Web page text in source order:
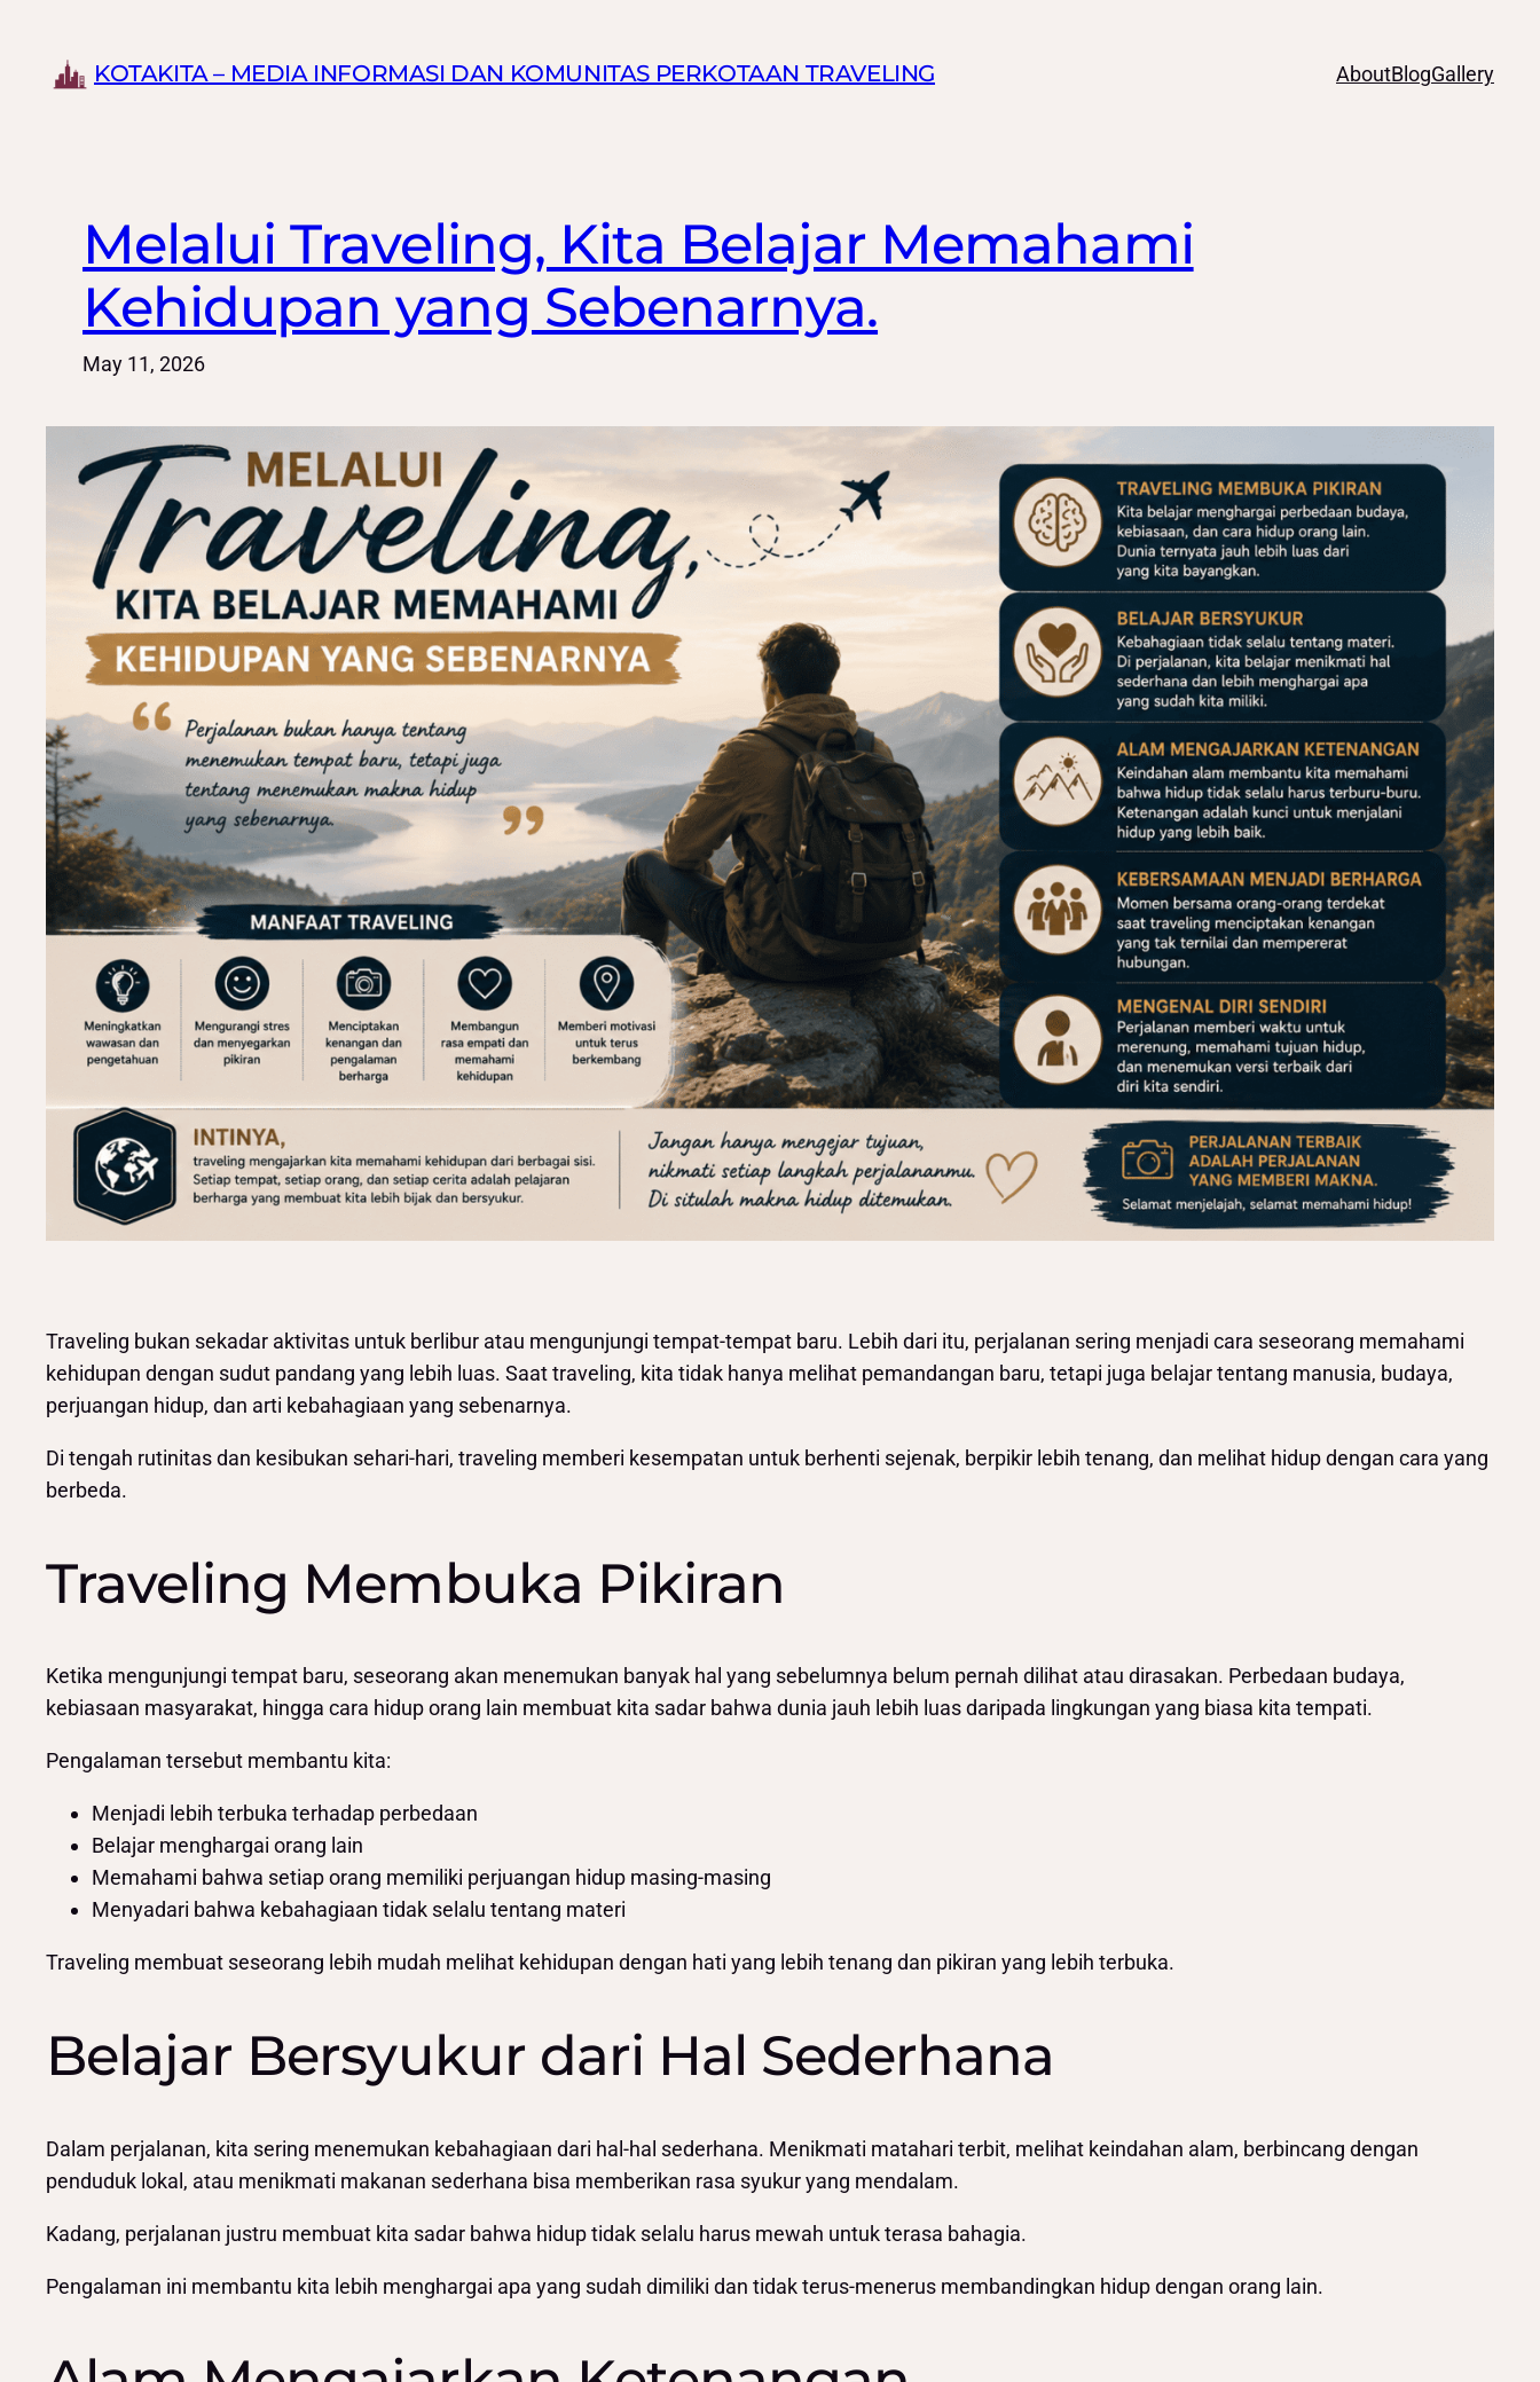
content
KOTAKITA – MEDIA INFORMASI DAN KOMUNITAS PERKOTAAN TRAVELING AboutBlogGallery
Melalui Traveling, Kita Belajar Memahami
Kehidupan yang Sebenarnya.
May 11, 2026
Traveling bukan sekadar aktivitas untuk berlibur atau mengunjungi tempat-tempat baru. Lebih dari itu, perjalanan sering menjadi cara seseorang memahami
kehidupan dengan sudut pandang yang lebih luas. Saat traveling, kita tidak hanya melihat pemandangan baru, tetapi juga belajar tentang manusia, budaya,
perjuangan hidup, dan arti kebahagiaan yang sebenarnya.
Di tengah rutinitas dan kesibukan sehari-hari, traveling memberi kesempatan untuk berhenti sejenak, berpikir lebih tenang, dan melihat hidup dengan cara yang
berbeda.
Traveling Membuka Pikiran
Ketika mengunjungi tempat baru, seseorang akan menemukan banyak hal yang sebelumnya belum pernah dilihat atau dirasakan. Perbedaan budaya,
kebiasaan masyarakat, hingga cara hidup orang lain membuat kita sadar bahwa dunia jauh lebih luas daripada lingkungan yang biasa kita tempati.
Pengalaman tersebut membantu kita:
Menjadi lebih terbuka terhadap perbedaan
Belajar menghargai orang lain
Memahami bahwa setiap orang memiliki perjuangan hidup masing-masing
Menyadari bahwa kebahagiaan tidak selalu tentang materi
Traveling membuat seseorang lebih mudah melihat kehidupan dengan hati yang lebih tenang dan pikiran yang lebih terbuka.
Belajar Bersyukur dari Hal Sederhana
Dalam perjalanan, kita sering menemukan kebahagiaan dari hal-hal sederhana. Menikmati matahari terbit, melihat keindahan alam, berbincang dengan
penduduk lokal, atau menikmati makanan sederhana bisa memberikan rasa syukur yang mendalam.
Kadang, perjalanan justru membuat kita sadar bahwa hidup tidak selalu harus mewah untuk terasa bahagia.
Pengalaman ini membantu kita lebih menghargai apa yang sudah dimiliki dan tidak terus-menerus membandingkan hidup dengan orang lain.